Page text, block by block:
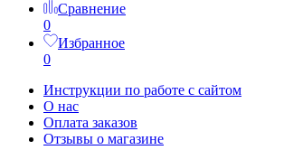
Сравнение
0
Избранное
0
Инструкции по работе с сайтом
О нас
Оплата заказов
Отзывы о магазине